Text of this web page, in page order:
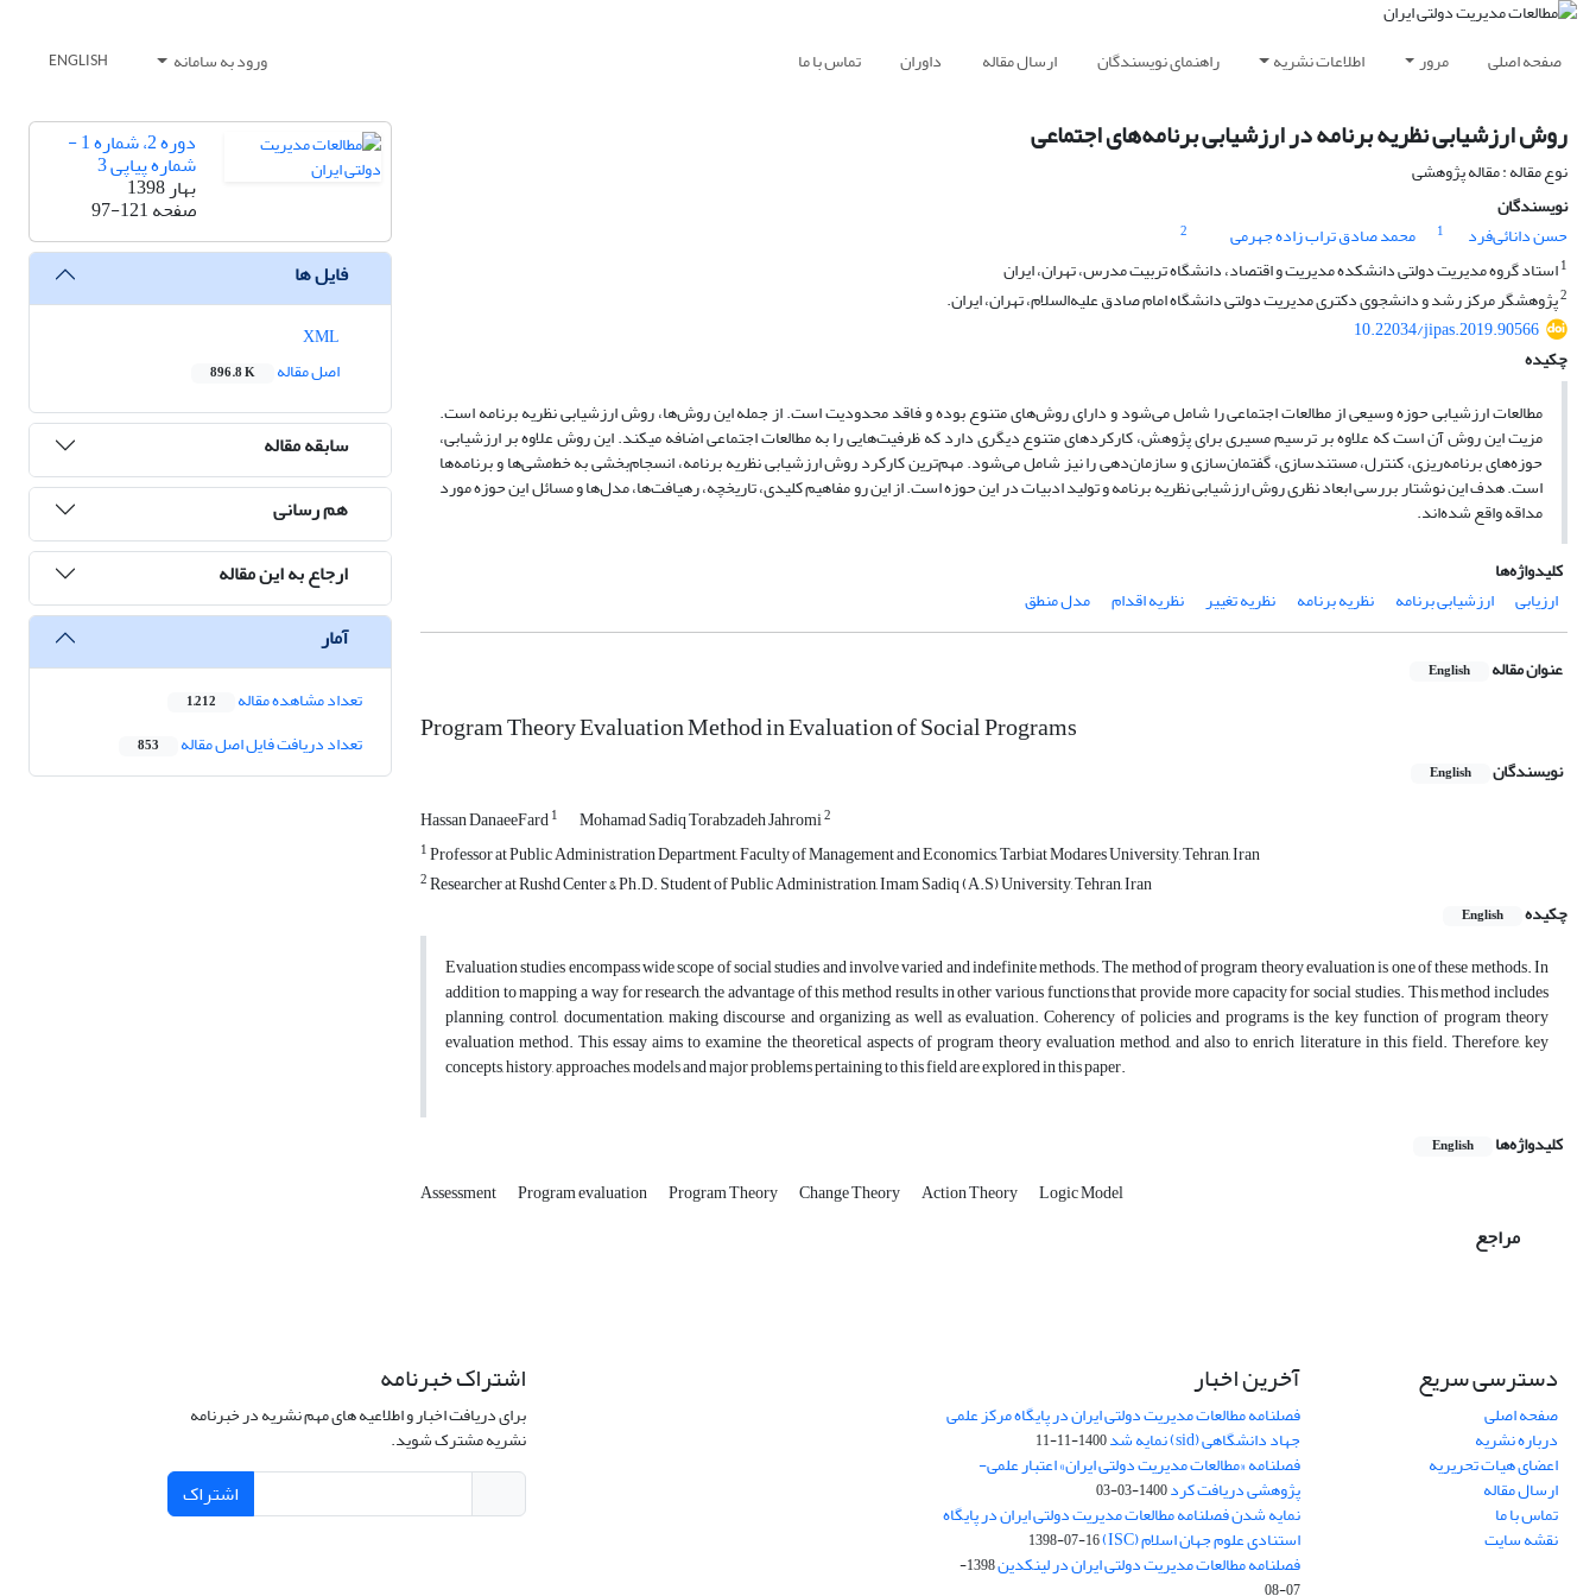
صفحه اصلی مرور اطلاعات نشریه راهنمای نویسندگان ارسال مقاله داوران تماس با ما ورود به سامانه ENGLISH
روش ارزشیابی نظریه برنامه در ارزشیابی برنامه‌های اجتماعی
نوع مقاله : مقاله پژوهشی
نویسندگان
حسن دانائی‌فرد
1 محمد صادق تراب زاده جهرمی
2
1استاد گروه مدیریت دولتی دانشکده مدیریت و اقتصاد، دانشگاه تربیت مدرس، تهران، ایران
2پژوهشگر مرکز رشد و دانشجوی دکتری مدیریت دولتی دانشگاه امام صادق علیه‌السلام، تهران، ایران.
10.22034/jipas.2019.90566
چکیده
مطالعات ارزشیابی حوزه وسیعی از مطالعات اجتماعی را شامل می‌شود و دارای روش‌های متنوع بوده و فاقد محدودیت است. از جمله این روش‌ها، روش ارزشیابی نظریه برنامه است.
مزیت این روش آن است که علاوه بر ترسیم مسیری برای پژوهش، کارکردهای متنوع دیگری دارد که ظرفیت‌هایی را به مطالعات اجتماعی اضافه می­کند. این روش علاوه بر ارزشیابی،
حوزه‌های برنامه‌ریزی، کنترل، مستندسازی، گفتمان‌سازی و سازمان‌دهی را نیز شامل می‌شود. مهم‌ترین کارکرد روش ارزشیابی نظریه برنامه، انسجام‌بخشی به خط‌مشی‌ها و برنامه‌ها
است. هدف این نوشتار بررسی ابعاد نظری روش ارزشیابی نظریه برنامه و تولید ادبیات در این حوزه است. از این رو مفاهیم کلیدی، تاریخچه، رهیافت‌ها، مدل‌ها و مسائل این حوزه مورد
مداقه واقع شده‌اند.
کلیدواژه‌ها
ارزیابی
ارزشیابی برنامه نظریه برنامه نظریه تغییر نظریه اقدام مدل منطق
عنوان مقاله English
Program Theory Evaluation Method in Evaluation of Social Programs
نویسندگان English
Hassan DanaeeFard1 Mohamad Sadiq Torabzadeh Jahromi2
1Professor at Public Administration Department, Faculty of Management and Economics, Tarbiat Modares University, Tehran, Iran
2Researcher at Rushd Center & Ph.D. Student of Public Administration, Imam Sadiq (A.S) University, Tehran, Iran
چکیده
English
Evaluation studies encompass wide scope of social studies and involve varied and indefinite methods. The method of program theory evaluation is one of these methods. In
addition to mapping a way for research, the advantage of this method results in other various functions that provide more capacity for social studies. This method includes
planning, control, documentation, making discourse and organizing as well as evaluation. Coherency of policies and programs is the key function of program theory
evaluation method. This essay aims to examine the theoretical aspects of program theory evaluation method, and also to enrich literature in this field. Therefore, key
concepts, history, approaches, models and major problems pertaining to this field are explored in this paper.
کلیدواژه‌ها English
Assessment Program evaluation Program Theory Change Theory Action Theory Logic Model
مراجع
دوره 2، شماره 1 -
شماره پیاپی 3
بهار 1398
صفحه97-121
فایل ها
اصل مقاله
896.8 K
سابقه مقاله
هم رسانی
ارجاع به این مقاله
آمار
تعداد مشاهده مقاله 1,212
تعداد دریافت فایل اصل مقاله 853
دسترسی سریع
صفحه اصلی
درباره نشریه
اعضای هیات تحریریه
ارسال مقاله
تماس با ما
نقشه سایت
آخرین اخبار
فصلنامه مطالعات مدیریت دولتی ایران در پایگاه مرکز علمی
جهاد دانشگاهی (sid) نمایه شد 1400-11-11
فصلنامه «مطالعات مدیریت دولتی ایران» اعتبار علمی-
پژوهشی دریافت کرد1400-03-03
نمایه شدن فصلنامه مطالعات مدیریت دولتی ایران در پایگاه
استنادی علوم جهان اسلام (ISC) 1398-07-16
فصلنامه مطالعات مدیریت دولتی ایران در لینکدین
1398-
اشتراک خبرنامه
برای دریافت اخبار و اطلاعیه های مهم نشریه در خبرنامه
نشریه مشترک شوید.
اشتراک